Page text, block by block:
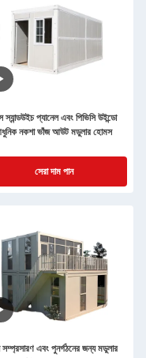
স্যান্ডউইচ প্যানেল এবং পিভিসি উইন্ডো
নকশা ভাঁজ আউট মডুলার হোমস
সেরা দাম পান
সম্প্রসারণ এবং পুনর্গঠনের জন্য মডুলার